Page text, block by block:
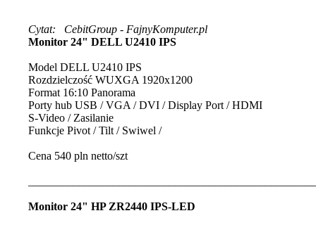
Cytat: CebitGroup - FajnyKomputer.pl
Monitor 24" DELL U2410 IPS
Model DELL U2410 IPS
Rozdzielczość WUXGA 1920x1200
Format 16:10 Panorama
Porty hub USB / VGA / DVI / Display Port / HDMI
S-Video / Zasilanie
Funkcje Pivot / Tilt / Swiwel /
Cena 540 pln netto/szt
Monitor 24" HP ZR2440 IPS-LED